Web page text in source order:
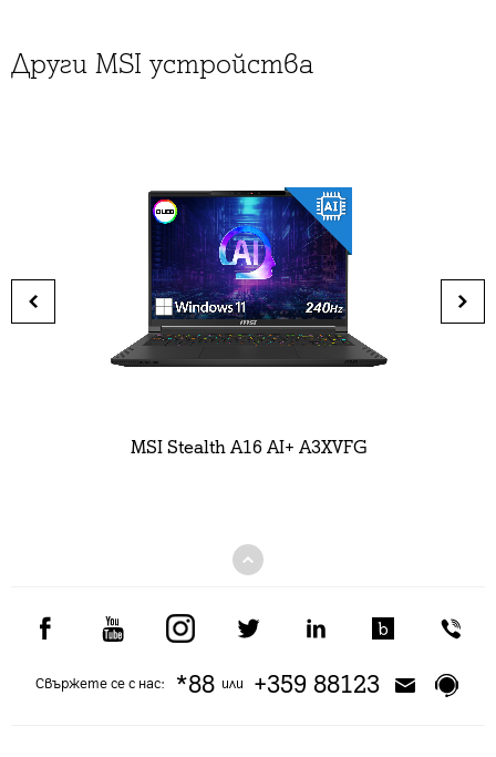
Други MSI устройства
MSI Stealth A16 AI+ A3XVFG
Свържете се с нас: *88или +359 88123